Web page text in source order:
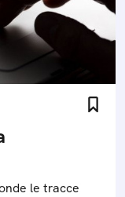
le tracce